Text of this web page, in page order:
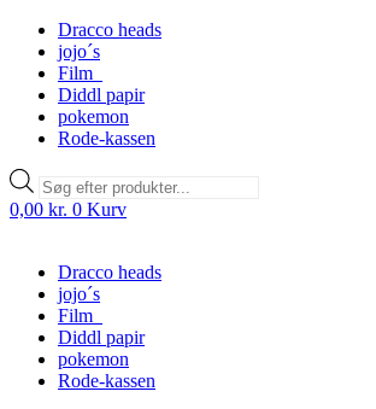
Dracco heads
jojo´s
Film
Diddl papir
pokemon
Rode-kassen
Products
search
0,00 kr. 0 Kurv
Dracco heads
jojo´s
Film
Diddl papir
pokemon
Rode-kassen